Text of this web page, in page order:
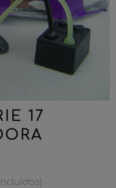
17